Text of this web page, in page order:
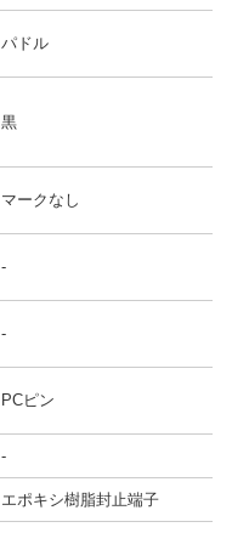
パドル
黒
マークなし
-
-
PCピン
-
エポキシ樹脂封止端子